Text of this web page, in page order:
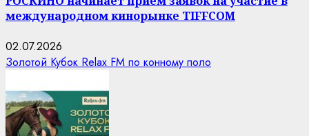
международном кинорынке TIFFCOM
02.07.2026
Золотой Кубок Relax FM по конному поло